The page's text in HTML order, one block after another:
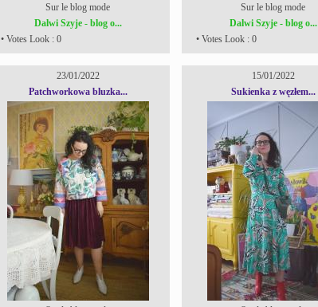
Sur le blog mode
Dalwi Szyje - blog o...
• Votes Look : 0
Sur le blog mode
Dalwi Szyje - blog o...
• Votes Look : 0
23/01/2022
Patchworkowa bluzka...
15/01/2022
Sukienka z węzłem...